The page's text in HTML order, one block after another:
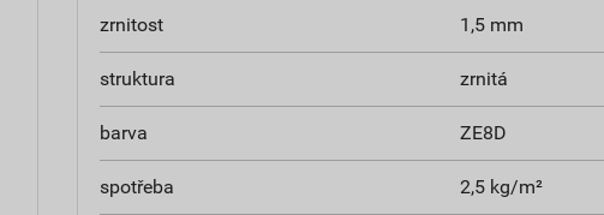
zrnitost 1,5 mm
struktura zrnitá
barva ZE8D
spotřeba 2,5 kg/m²